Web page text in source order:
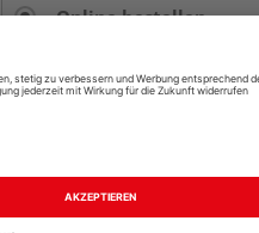
Online bestellen